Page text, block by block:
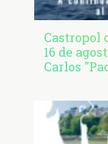
Castropol
16 de
Carlos